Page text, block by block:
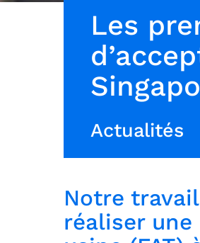
Les
Actualités
Notre
réaliser